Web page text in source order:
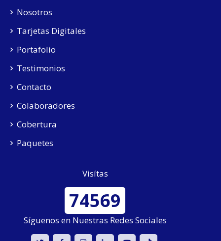
Nosotros
Tarjetas Digitales
Portafolio
Testimonios
Contacto
Colaboradores
Cobertura
Paquetes
Visítas
74569
Síguenos en Nuestras Redes Sociales